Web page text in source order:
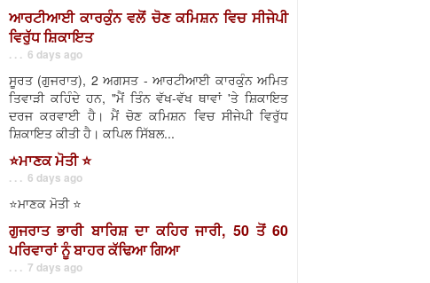
ਆਰਟੀਆਈ ਕਾਰਕੁੰਨ ਵਲੋਂ ਚੋਣ ਕਮਿਸ਼ਨ ਵਿਚ ਸੀਜੇਪੀ
ਵਿਰੁੱਧ ਸ਼ਿਕਾਇਤ
. . . 6 days ago
ਸੂਰਤ (ਗੁਜਰਾਤ), 2 ਅਗਸਤ - ਆਰਟੀਆਈ ਕਾਰਕੁੰਨ ਅਮਿਤ
ਤਿਵਾੜੀ ਕਹਿੰਦੇ ਹਨ, "ਮੈਂ ਤਿੰਨ ਵੱਖ-ਵੱਖ ਥਾਵਾਂ 'ਤੇ ਸ਼ਿਕਾਇਤ
ਦਰਜ ਕਰਵਾਈ ਹੈ। ਮੈਂ ਚੋਣ ਕਮਿਸ਼ਨ ਵਿਚ ਸੀਜੇਪੀ ਵਿਰੁੱਧ
ਸ਼ਿਕਾਇਤ ਕੀਤੀ ਹੈ। ਕਪਿਲ ਸਿੱਬਲ...
⭐️ਮਾਣਕ ਮੋਤੀ ⭐️
. . . 6 days ago
⭐️ਮਾਣਕ ਮੋਤੀ ⭐️
ਗੁਜਰਾਤ ਭਾਰੀ ਬਾਰਿਸ਼ ਦਾ ਕਹਿਰ ਜਾਰੀ, 50 ਤੋਂ 60
ਪਰਿਵਾਰਾਂ ਨੂੰ ਬਾਹਰ ਕੱਢਿਆ ਗਿਆ
. . . 7 days ago